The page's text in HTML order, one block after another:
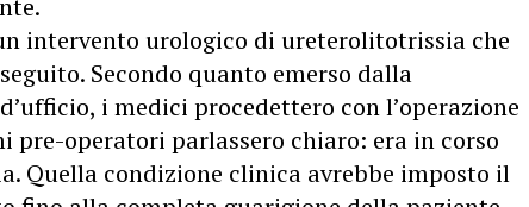
intervento urologico di ureterolitotrissia che
Secondo quanto emerso dalla
i medici procedettero con l’operazione
pre-operatori parlassero chiaro: era in corso
Quella condizione clinica avrebbe imposto il